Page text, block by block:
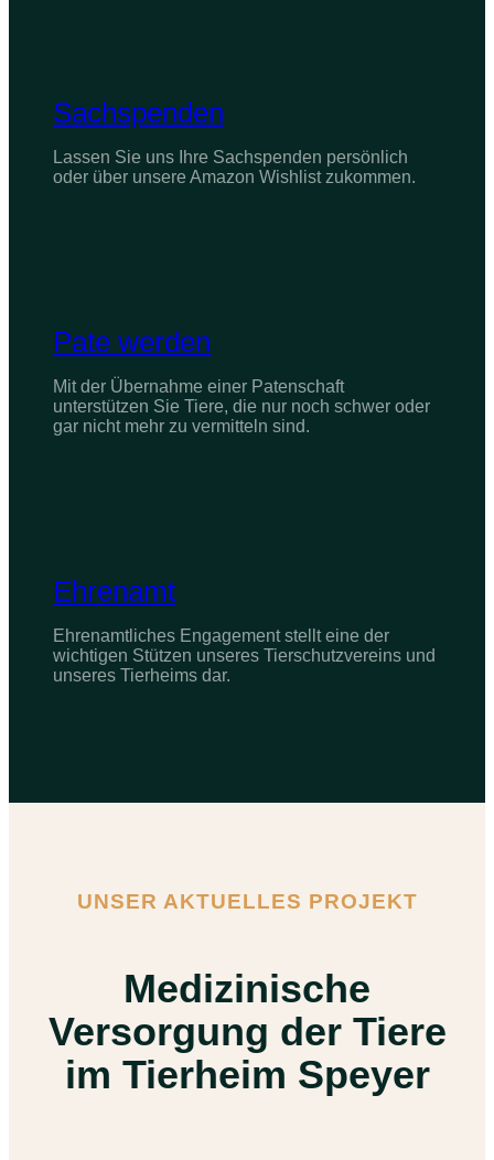
Sachspenden
Lassen Sie uns Ihre Sachspenden persönlich
oder über unsere Amazon Wishlist zukommen.
Pate werden
Mit der Übernahme einer Patenschaft
unterstützen Sie Tiere, die nur noch schwer oder
gar nicht mehr zu vermitteln sind.
Ehrenamt
Ehrenamtliches Engagement stellt eine der
wichtigen Stützen unseres Tierschutzvereins und
unseres Tierheims dar.
UNSER AKTUELLES PROJEKT
Medizinische
Versorgung der Tiere
im Tierheim Speyer